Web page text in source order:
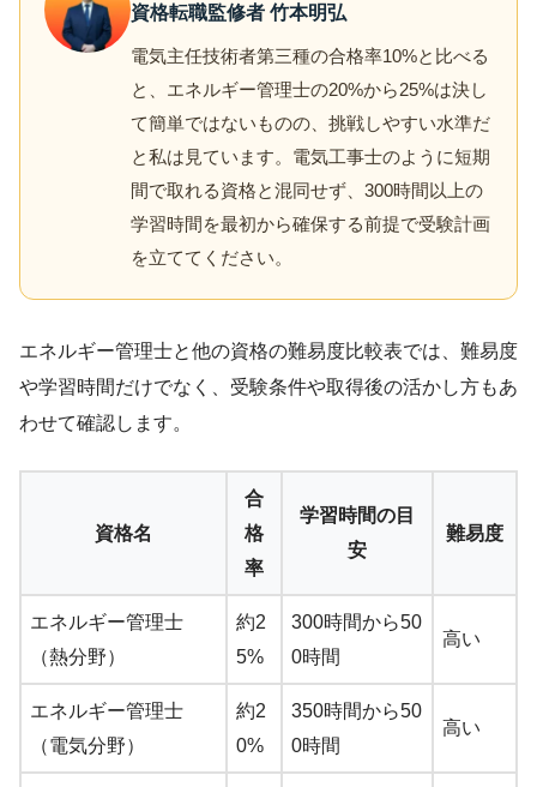
資格転職監修者 竹本明弘
電気主任技術者第三種の合格率10%と比べる
と、エネルギー管理士の20%から25%は決し
て簡単ではないものの、挑戦しやすい水準だ
と私は見ています。電気工事士のように短期
間で取れる資格と混同せず、300時間以上の
学習時間を最初から確保する前提で受験計画
を立ててください。
エネルギー管理士と他の資格の難易度比較表では、難易度
や学習時間だけでなく、受験条件や取得後の活かし方もあ
わせて確認します。
資格名
合
格
率
学習時間の目
安
難易度
エネルギー管理士
（熱分野）
約2
5%
300時間から50
0時間
高い
エネルギー管理士
（電気分野）
約2
0%
350時間から50
0時間
高い